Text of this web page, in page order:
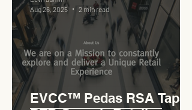
EVCC™ Pedas RSA Taps
Aug 26, 2025
2 min read